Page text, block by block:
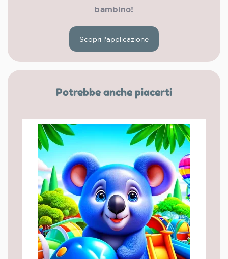
bambino!
Scopri l'applicazione
Potrebbe anche piacerti